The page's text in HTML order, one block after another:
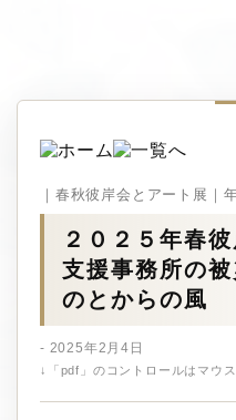
｜春秋彼岸会とアート展｜
２０２５年春
支援事務所の
のとからの風
- 2025年2月4日
↓「pdf」のコントロールはマウ